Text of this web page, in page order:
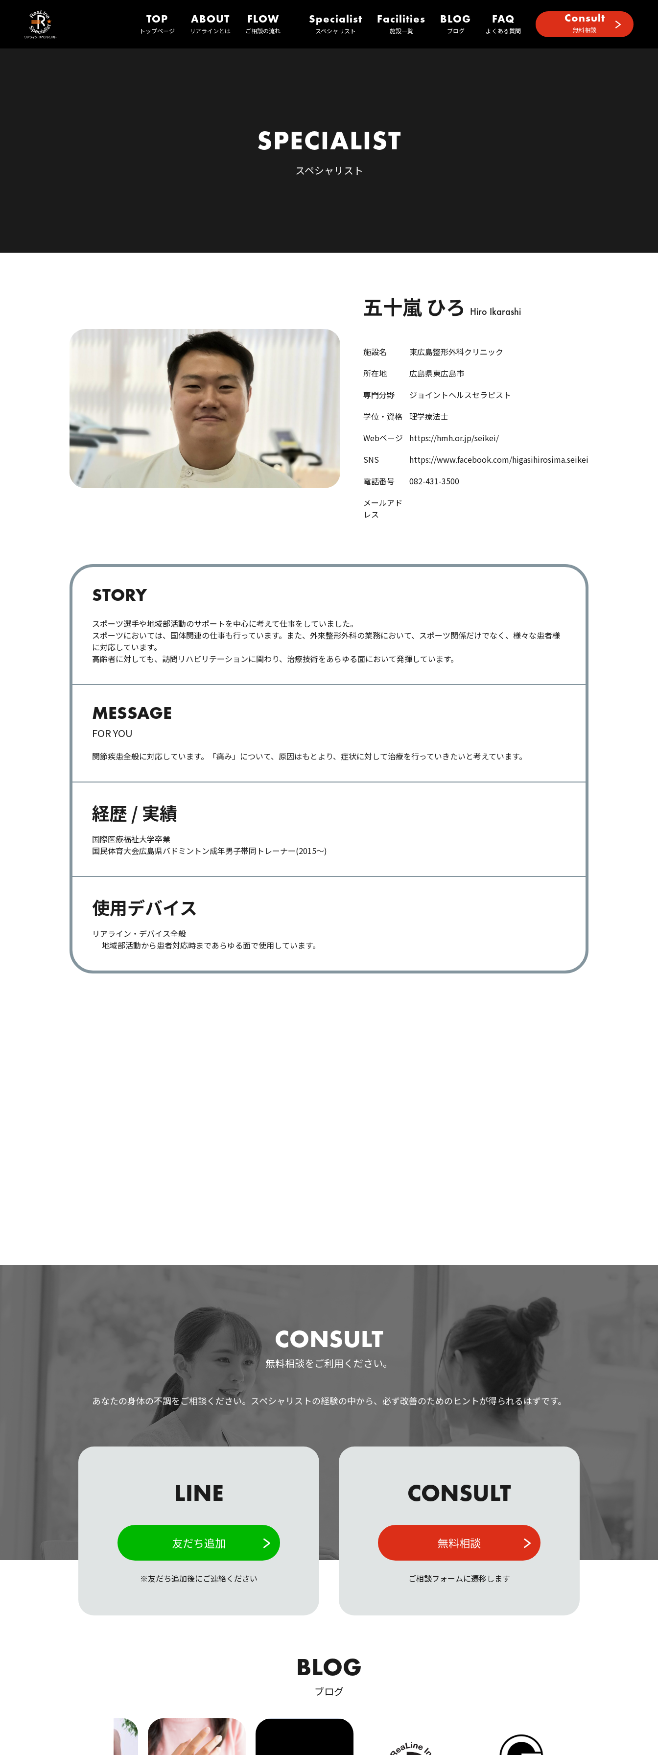
TOP
トップページ
ABOUT
リアラインとは
FLOW
ご相談の流れ
Specialist
スペシャリスト
Facilities
施設一覧
BLOG
ブログ
FAQ
よくある質問
Consult
無料相談
SPECIALIST
スペシャリスト
五十嵐 ひろ Hiro Ikarashi
施設名
東広島整形外科クリニック
所在地
広島県東広島市
専門分野
ジョイントヘルスセラピスト
学位・資格 理学療法士
Webページ
https://hmh.or.jp/seikei/
SNS
https://www.facebook.com/higasihirosima.seikei
電話番号
082-431-3500
メールアド
レス
STORY
スポーツ選手や地域部活動のサポートを中心に考えて仕事をしていました。
スポーツにおいては、国体関連の仕事も行っています。また、外来整形外科の業務において、スポーツ関係だけでなく、様々な患者様
に対応しています。
高齢者に対しても、訪問リハビリテーションに関わり、治療技術をあらゆる面において発揮しています。
MESSAGE
FOR YOU
関節疾患全般に対応しています。「痛み」について、原因はもとより、症状に対して治療を行っていきたいと考えています。
経歴 / 実績
国際医療福祉大学卒業
国民体育大会広島県バドミントン成年男子帯同トレーナー(2015～)
使用デバイス
リアライン・デバイス全般
地域部活動から患者対応時まであらゆる面で使用しています。
CONSULT
無料相談をご利用ください。
あなたの身体の不調をご相談ください。スペシャリストの経験の中から、必ず改善のためのヒントが得られるはずです。
LINE
友だち追加
※友だち追加後にご連絡ください
CONSULT
無料相談
ご相談フォームに遷移します
BLOG
ブログ